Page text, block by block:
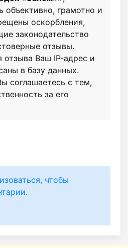
объективно, грамотно и
оскорбления,
законодательство
отзывы.
отзыва Ваш IP-адрес и
в базу данных.
соглашаетесь с тем,
за его
чтобы